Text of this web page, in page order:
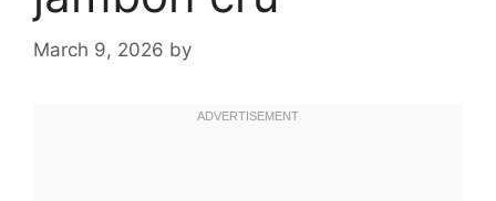
March 9, 2026 by